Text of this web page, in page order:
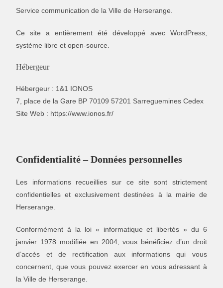
Service communication de la Ville de Herserange.
Ce site a entièrement été développé avec WordPress,
système libre et open-source.
Hébergeur
Hébergeur : 1&1 IONOS
7, place de la Gare BP 70109 57201 Sarreguemines Cedex
Site Web : https://www.ionos.fr/
Confidentialité – Données personnelles
Les informations recueillies sur ce site sont strictement
confidentielles et exclusivement destinées à la mairie de
Herserange.
Conformément à la loi « informatique et libertés » du 6
janvier 1978 modifiée en 2004, vous bénéficiez d’un droit
d’accès et de rectification aux informations qui vous
concernent, que vous pouvez exercer en vous adressant à
la Ville de Herserange.